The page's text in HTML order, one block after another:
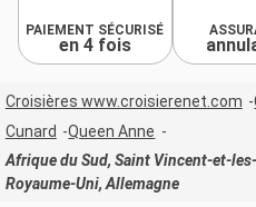
PAIEMENT SÉCURISÉ
en 4 fois
Croisières www.croisierenet.com
Cunard
Queen Anne
Afrique du Sud, Saint Vincent-et-
Royaume-Uni, Allemagne